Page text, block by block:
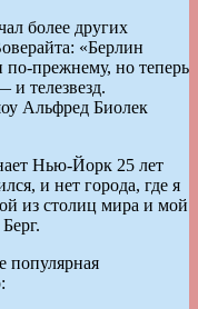
более других
«Берлин
по-прежнему, но теперь
и телезвезд.
Альфред Биолек
Нью-Йорк 25 лет
и нет города, где я
из столиц мира и мой
популярная